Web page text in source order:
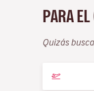
PARA
Quizás